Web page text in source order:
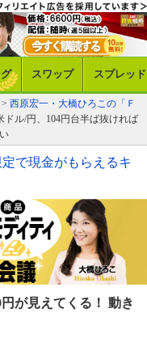
スワップ スプレッド
> 西原宏一・大橋ひろこの「Ｆ
ドル/円、104円台半ば抜ければ
で現金がもらえるキ
が見えてくる！ 動き